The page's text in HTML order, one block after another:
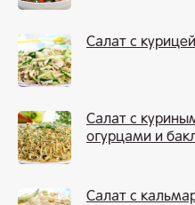
Салат с
Салат с
огурцами и
Салат с